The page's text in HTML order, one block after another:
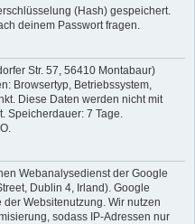
(Hash) gespeichert.
deinem Passwort fragen.
Str. 57, 56410 Montabaur)
Browsertyp, Betriebssystem,
Diese Daten werden nicht mit
Speicherdauer: 7 Tage.
Webanalysedienst der Google
Dublin 4, Irland). Google
Websitenutzung. Wir nutzen
sodass IP-Adressen nur